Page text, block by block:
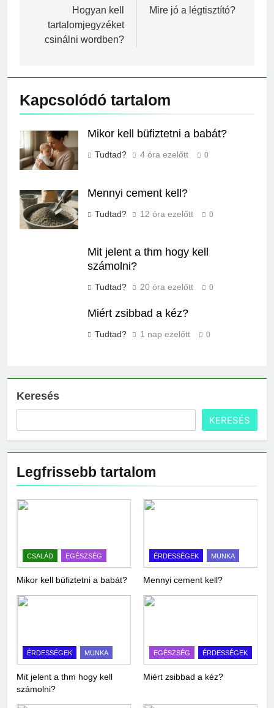
navigáció
Hogyan kell
tartalomjegyzéket
csinálni wordben?
Mire jó a légtisztító?
Kapcsolódó tartalom
Mikor kell büfiztetni a babát?
Tudtad? 4 óra ezelőtt 0
Mennyi cement kell?
Tudtad? 12 óra ezelőtt 0
Mit jelent a thm hogy kell
számolni?
Tudtad? 20 óra ezelőtt 0
Miért zsibbad a kéz?
Tudtad? 1 nap ezelőtt 0
Keresés
KERESÉS
Legfrissebb tartalom
CSALÁD EGÉSZSÉG
Mikor kell büfiztetni a babát?
ÉRDESSÉGEK MUNKA
Mennyi cement kell?
ÉRDESSÉGEK MUNKA
Mit jelent a thm hogy kell
számolni?
EGÉSZSÉG ÉRDESSÉGEK
Miért zsibbad a kéz?